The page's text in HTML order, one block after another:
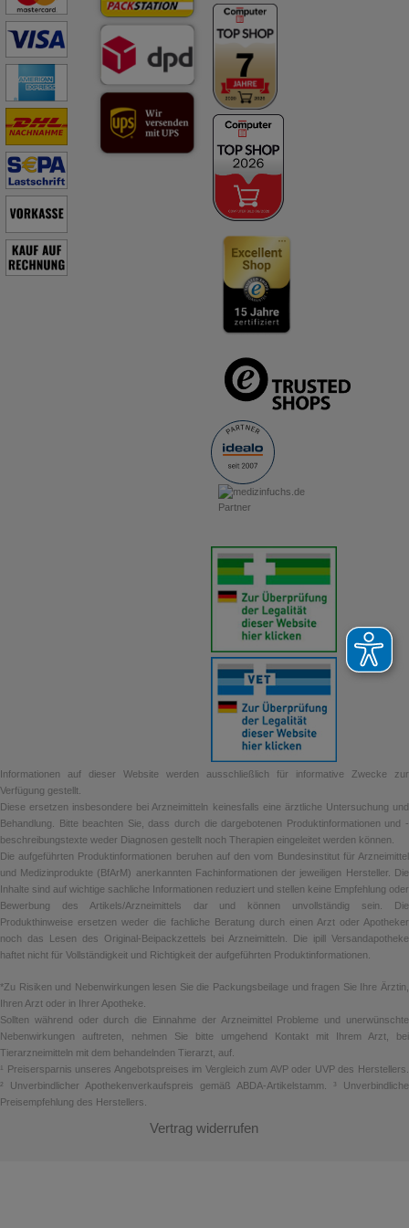
Für spezielle Berufsgruppen:
Bei Personen, die aus beruflichen Gründen häufig feuchte Hände
haben wie zum Beispiel Reinigungskräfte, besteht ein erhöhtes
Risiko für eine Nagelpilzinfektion an den Fingern.
HÄUFIGE FRAGEN & ANTWORTEN
Wie häufig und wann wird Terbinafin – 1 A Pharma® Nagellack
gegen Nagelpilz angewendet?
Terbinafin – 1 A Pharma® Nagellack gegen Nagelpilz kann zur
Behandlung bei leichten bis mittelschweren Pilzinfektionen der
Nägel bei Erwachsenen angewendet werden. Terbinafin Nagellack
wird in den ersten 4 Wochen 1x täglich auf die betroffenen Nägel
aufgetragen, in der anschließenden Langzeitphase nur 1x
wöchentlich. Die behandelten Nägel dürfen mindestens 6 Stunden
nicht gewaschen oder nass werden. Daher empfiehlt sich die
Anwendung abends vor dem Schlafengehen, nach dem Duschen
Der wirkstoffhaltige Nagellack ist wasserlöslich. Zum Entfernen
muss dementsprechend kein spezielles Lösungsmittel verwendet
werden. Auch ein aufwändiges Abfeilen der Nägel ist nicht
erforderlich. Der Nagellack kann leicht durch Waschen der Nägel
Die besondere, patentierte Formulierung des Nagellacks hilft dem
Wirkstoff Terbinafin gut in das Keratin des Nagels einzudringen.
Keratin sorgt dafür, dass unsere Finger- und Fußnägel fest und
stark sind. Terbinafin dringt so entsprechend tief in den Nagel ein
Wie lange muss Nagelpilz behandelt werden?
Im Allgemeinen beträgt die Behandlungsdauer für Fingernägel etwa
6 Monate, für Zehennägel etwa 9 – 12 Monate. Sollte sich nach
diesem Zeitraum die Nagelinfektion nicht verbessert oder gar
verschlechtert haben, wenden Sie sich bitte an Ihren Arzt.
Was kann ich tun, damit meine Familie den Nagelpilz nicht auch
Achten Sie ganz besonders auf eine gute Hygiene. Verwenden Sie
jeder ein eigenes Handtuch, Waschlappen, Nagelschere, etc. und
laufen Sie zu Hause nicht barfuß herum. Auch beim Barfußlaufen
zu Hause können Pilzsporen übertragen werden. Waschen Sie
Handtücher, Socken und Bettwäsche bei mindestens 60 Grad oder
verwenden Sie einen Hygienespüler, welcher schon bei niedrigen
Temperaturen Pilze entfernt.
Pflichtangaben:
Terbinafin – 1 A Pharma Nagellack gegen Nagelpilz 78,22 mg/ml
wirkstoffhaltiger Nagellack
Wirkstoff: Terbinafin. Anwendungsgebiete: Bei Erwachsenen zur
Behandlung von leichten bis mittelschweren Pilzinfektionen der
Nägel. Warnhinweis: Enthält Alkohol (Ethanol). Zu Risiken und
Nebenwirkungen lesen Sie die Packungsbeilage und fragen Sie
Ihre Ärztin, Ihren Arzt oder in Ihrer Apotheke! Mat.-Nr. 2/51015050-
02 Stand: Februar 2022, 1 A Pharma GmbH, Industriestraße 18,
83607 Holzkirchen
Warengruppe
Terbinafin
Informationen auf dieser Website werden ausschließlich für informative Zwecke zur
Verfügung gestellt.
Diese ersetzen insbesondere bei Arzneimitteln keinesfalls eine ärztliche Untersuchung und
Behandlung. Bitte beachten Sie, dass durch die dargebotenen Produktinformationen und -
beschreibungstexte weder Diagnosen gestellt noch Therapien eingeleitet werden können.
Die aufgeführten Produktinformationen beruhen auf den vom Bundesinstitut für Arzneimittel
und Medizinprodukte (BfArM) anerkannten Fachinformationen der jeweiligen Hersteller. Die
Inhalte sind auf wichtige sachliche Informationen reduziert und stellen keine Empfehlung oder
Bewerbung des Artikels/Arzneimittels dar und können unvollständig sein. Die
Produkthinweise ersetzen weder die fachliche Beratung durch einen Arzt oder Apotheker
noch das Lesen des Original-Beipackzettels bei Arzneimitteln. Die ipill Versandapotheke
haftet nicht für Vollständigkeit und Richtigkeit der aufgeführten Produktinformationen.
*Zu Risiken und Nebenwirkungen lesen Sie die Packungsbeilage und fragen Sie Ihre Ärztin,
Ihren Arzt oder in Ihrer Apotheke.
Sollten während oder durch die Einnahme der Arzneimittel Probleme und unerwünschte
Nebenwirkungen auftreten, nehmen Sie bitte umgehend Kontakt mit Ihrem Arzt, bei
Tierarzneimitteln mit dem behandelnden Tierarzt, auf.
¹ Preisersparnis unseres Angebotspreises im Vergleich zum AVP oder UVP des Herstellers.
² Unverbindlicher Apothekenverkaufspreis gemäß ABDA-Artikelstamm. ³ Unverbindliche
Preisempfehlung des Herstellers.
Vertrag widerrufen